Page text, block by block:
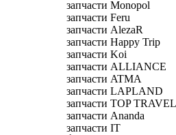
запчасти Monopol
запчасти Feru
запчасти AlezaR
запчасти Happy Trip
запчасти Koi
запчасти ALLIANCE
запчасти ATMA
запчасти LAPLAND
запчасти TOP TRAVEL
запчасти Ananda
запчасти IT